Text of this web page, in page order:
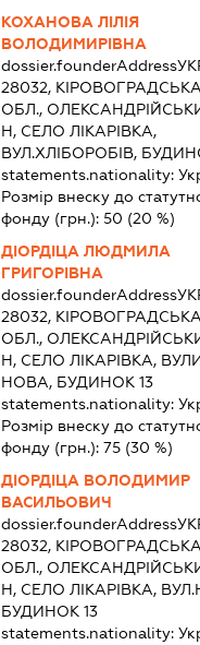
КОХАНОВА ЛІЛІЯ
ВОЛОДИМИРІВНА
dossier.founderAddress
28032, КІРОВОГРАДСЬКА
ОБЛ.,
Н, СЕЛО ЛІКАРІВКА,
ВУЛ.ХЛІБОРОБІВ,
statements.nationality:
Розмір внеску до
фонду (грн.):50 (20 %)
ДІОРДІЦА ЛЮДМИЛА
ГРИГОРІВНА
dossier.founderAddress
28032, КІРОВОГРАДСЬКА
ОБЛ.,
Н, СЕЛО ЛІКАРІВКА,
НОВА, БУДИНОК 13
statements.nationality:
Розмір внеску до
фонду (грн.):75 (30 %)
ДІОРДІЦА ВОЛОДИМИР
ВАСИЛЬОВИЧ
dossier.founderAddress
28032, КІРОВОГРАДСЬКА
ОБЛ.,
Н, СЕЛО ЛІКАРІВКА,
БУДИНОК 13
statements.nationality: